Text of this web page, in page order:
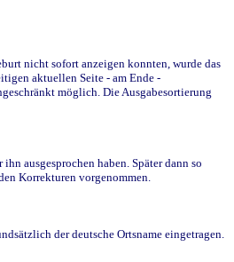
nicht sofort anzeigen konnten, wurde das
aktuellen Seite - am Ende -
möglich. Die Ausgabesortierung
ausgesprochen haben. Später dann so
Korrekturen vorgenommen.
der deutsche Ortsname eingetragen.